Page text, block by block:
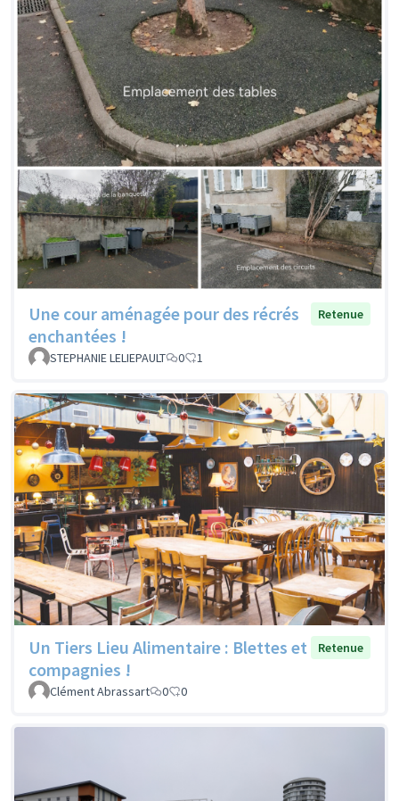
Une cour aménagée pour des récrés
enchantées !
Retenue
STEPHANIE LELIEPAULT 0 1
Un Tiers Lieu Alimentaire : Blettes et
compagnies !
Retenue
Clément Abrassart 0 0